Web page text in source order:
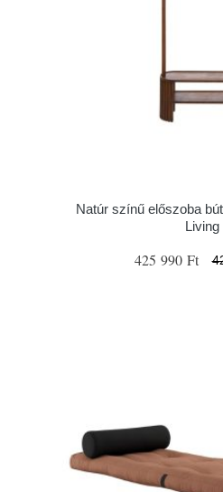
Natúr színű előszoba
Living
425 990 Ft